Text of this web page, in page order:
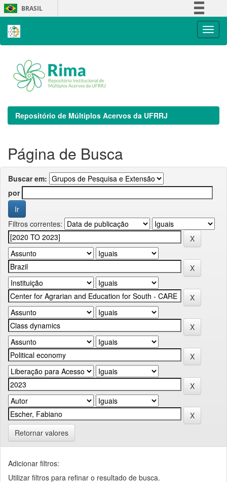
Skip
navigation
BRASIL
Repositório de Múltiplos Acervos da UFRRJ
Página de Busca
Buscar em:
por
Filtros correntes:
Retornar valores
Adicionar filtros:
Utilizar filtros para refinar o resultado de busca.